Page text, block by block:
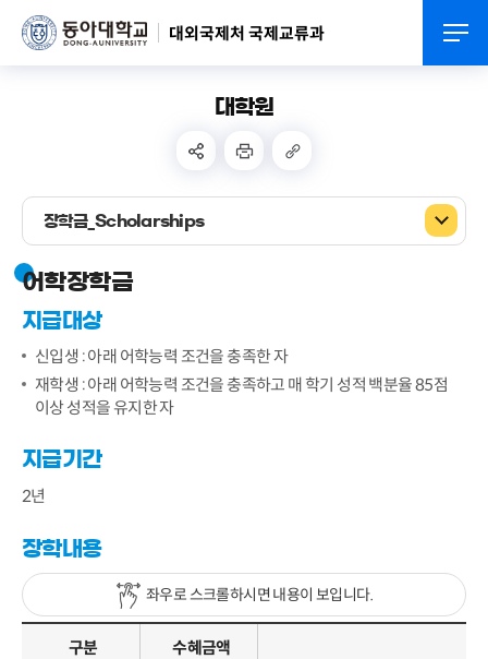
대외국제처 국제교류과
대학원
장학금_Scholarships
어학장학금
지급대상
신입생 : 아래 어학능력 조건을 충족한 자
재학생 : 아래 어학능력 조건을 충족하고 매 학기 성적 백분율 85점
이상 성적을 유지한 자
지급기간
2년
장학내용
좌우로 스크롤하시면 내용이 보입니다.
구분 수혜금액